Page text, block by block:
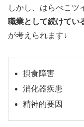
しかし、はらぺこツ
職業として続けてい
が考えられます↓
摂食障害
消化器疾患
精神的要因